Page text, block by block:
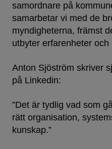
samordnare på
samarbetar vi med de
myndigheterna, främst
utbyter erfarenheter och
Anton Sjöström skriver
på Linkedin:
”Det är tydlig vad som
rätt organisation,
kunskap.”